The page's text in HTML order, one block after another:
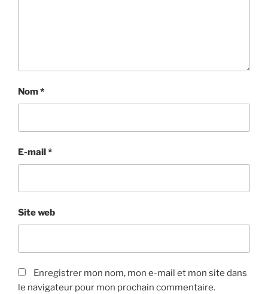
Nom*
E-mail*
Site web
Enregistrer mon nom, mon e-mail et mon site dans
le navigateur pour mon prochain commentaire.